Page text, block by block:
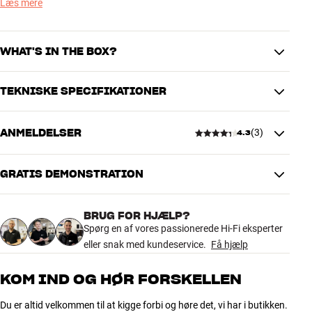
kommer elegant ud af syne. Toppladen er dæmpet med skum, og
sikkert til toppladen, uden at du får skruehuller i bunden af
kabinettet.
Mere fra Essentials
Læs mere
WHAT'S IN THE BOX?
Gummifødder
TEKNISKE SPECIFIKATIONER
YDELSE
Maks. belastning 20 kg
DIMENSIONER OG DESIGN
Farve
Sort
Vægt (kg)
6,74
Vægt emballage (kg)
7,67
højde x dybde)
x dybde)
ANMELDELSER 4.3(3)
4.3
3 anmeldelser
GRATIS DEMONSTRATION
BRUG FOR HJÆLP?
Spørg en af vores passionerede Hi-Fi eksperter
eller snak med kundeservice. Få hjælp
KOM IND OG HØR FORSKELLEN
Du er altid velkommen til at kigge forbi og høre det, vi har i butikken.